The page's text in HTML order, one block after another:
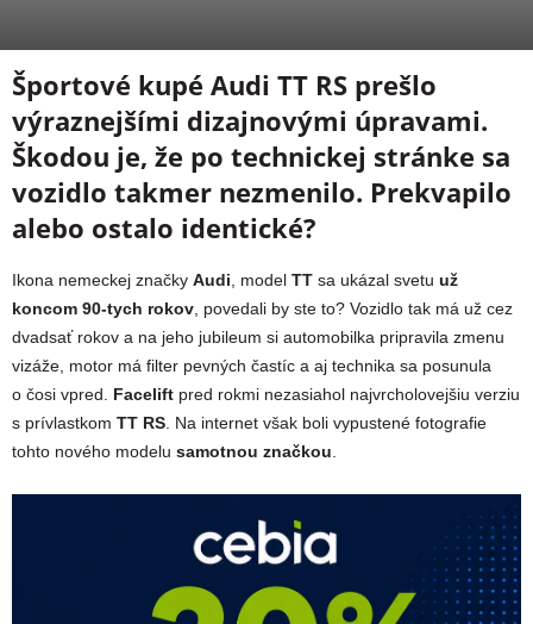
Športové kupé Audi TT RS prešlo
výraznejšími dizajnovými úpravami.
Škodou je, že po technickej stránke sa
vozidlo takmer nezmenilo. Prekvapilo
alebo ostalo identické?
Ikona nemeckej značky Audi , model TT sa ukázal svetu už
koncom 90-tych rokov , povedali by ste to? Vozidlo tak má už cez
dvadsať rokov a na jeho jubileum si automobilka pripravila zmenu
vizáže, motor má filter pevných častíc a aj technika sa posunula
o čosi vpred. Facelift pred rokmi nezasiahol najvrcholovejšiu verziu
s prívlastkom TT RS . Na internet však boli vypustené fotografie
tohto nového modelu samotnou značkou